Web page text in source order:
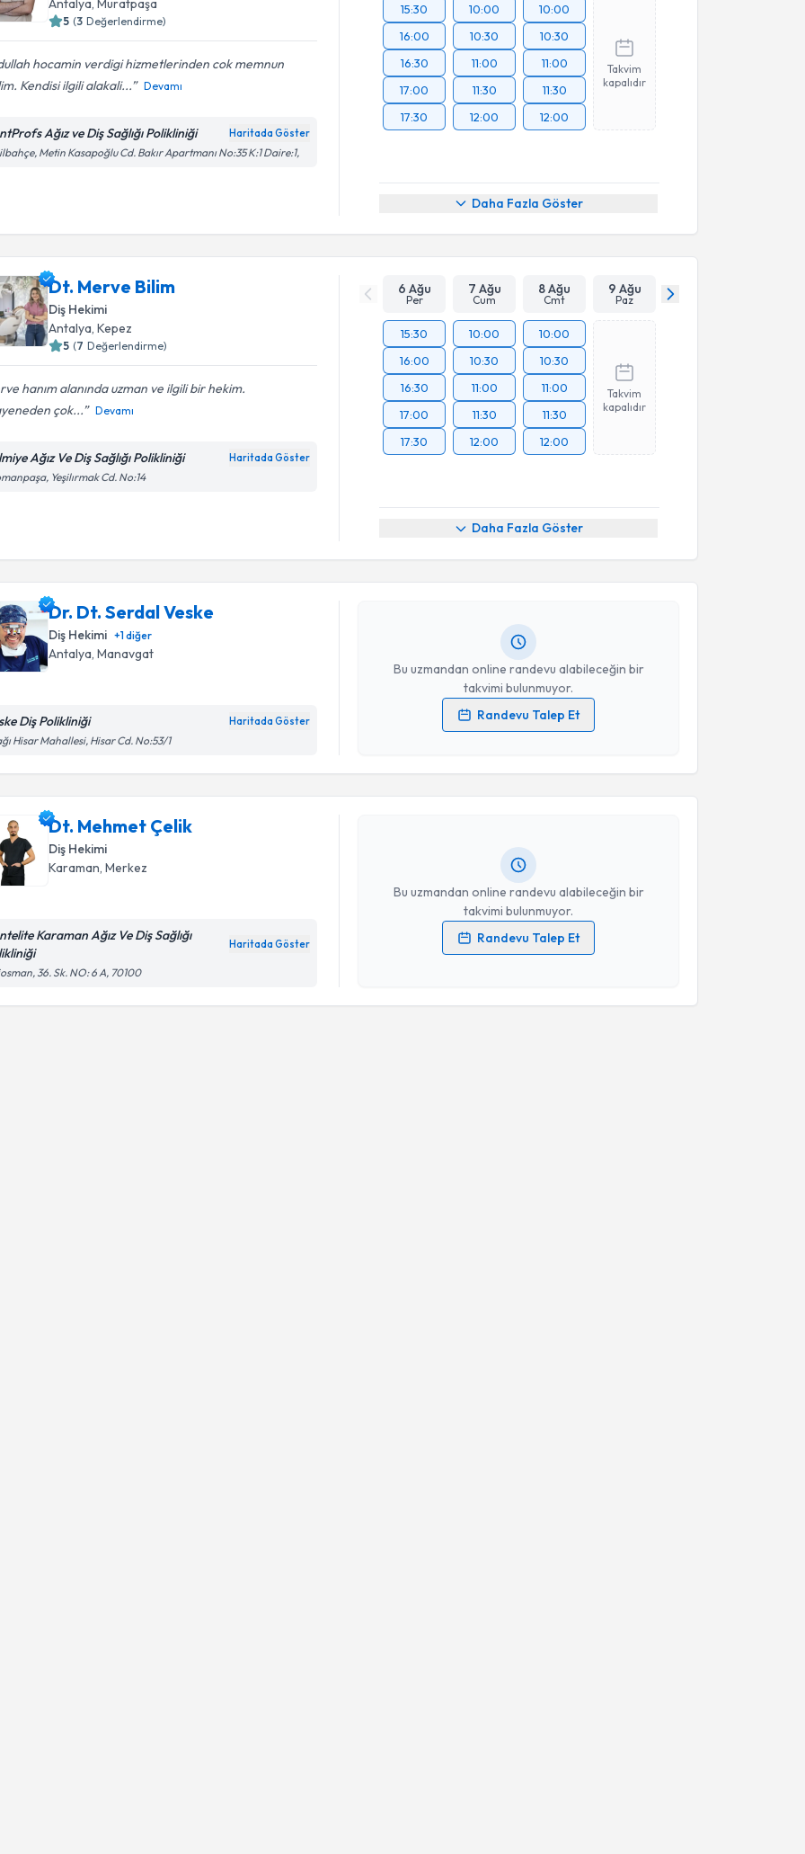
5 (3 Değerlendirme)
hocamin verdigi hizmetlerinden cok memnun
Kendisi ilgili alakali...
Devamı
Ağız ve Diş Sağlığı Polikliniği Haritada Göster
Metin Kasapoğlu Cd. Bakır Apartmanı No:35 K:1 Daire:1,
15:30
16:00
16:30
17:00
17:30
10:00
10:30
11:00
11:30
12:00
10:00
10:30
11:00
11:30
12:00
Takvim
kapalıdır
Daha Fazla Göster
Dt. Merve Bilim
Diş Hekimi
Antalya, Kepez
5 (7 Değerlendirme)
hanım alanında uzman ve ilgili bir hekim.
çok...
Devamı
Ağız Ve Diş Sağlığı Polikliniği Haritada Göster
Yeşilırmak Cd. No:14
6 Ağu
Per
7 Ağu
Cum
8 Ağu
Cmt
9 Ağu
Paz
15:30
16:00
16:30
17:00
17:30
10:00
10:30
11:00
11:30
12:00
10:00
10:30
11:00
11:30
12:00
Takvim
kapalıdır
Daha Fazla Göster
Dr. Dt. Serdal Veske
Diş Hekimi +1diğer
Antalya , Manavgat
Diş Polikliniği Haritada Göster
Hisar Mahallesi, Hisar Cd. No:53/1
Bu uzmandan online randevu alabileceğin bir
takvimi bulunmuyor.
Randevu Talep Et
Randevu Takvimi Talebi
Kişisel verilerimin işlenmesine ilişkinAydınlatma Metni
Dt. Mehmet Çelik
Diş Hekimi
Karaman , Merkez
Karaman Ağız Ve Diş Sağlığı
Haritada Göster
36. Sk. NO: 6 A, 70100
Bu uzmandan online randevu alabileceğin bir
takvimi bulunmuyor.
Randevu Talep Et
Randevu Takvimi Talebi
Dt. Mehmet Çelikiçin randevu takvimi talebi oluşturun. Size bu
uzmandan randevu almanız için bir takvim hazırlandığında e-
Kişisel verilerimin işlenmesine ilişkinAydınlatma Metni